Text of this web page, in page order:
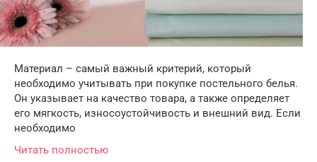
Материал – самый важный критерий, который
необходимо учитывать при покупке постельного белья.
Он указывает на качество товара, а также определяет
его мягкость, износоустойчивость и внешний вид. Если
необходимо
Читать полностью